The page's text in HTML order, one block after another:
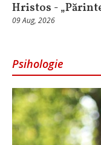
Hristos -
09 Aug, 2026
Psihologie